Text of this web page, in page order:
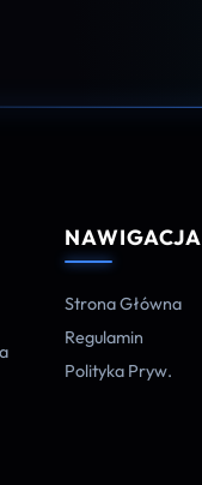
NAWIGACJA
Strona Główna
Regulamin
Polityka Pryw.